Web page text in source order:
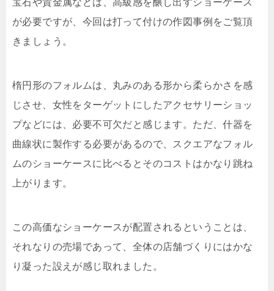
が必要ですが、今回は打って付けの作図事例をご覧頂
きましょう。
楕円形のフォルムは、丸みのある形から柔らかさを感
じさせ、女性をターゲットにしたアクセサリーショッ
プなどには、必要不可欠だと感じます。ただ、什器を
曲線状に製作する必要があるので、スクエアなフォル
ムのショーケースに比べるとそのコストはかなり跳ね
上がります。
この高価なショーケースが配置されるということは、
それなりの売場であって、全体の店舗づくりにはかな
り凝った設えが感じ取れました。